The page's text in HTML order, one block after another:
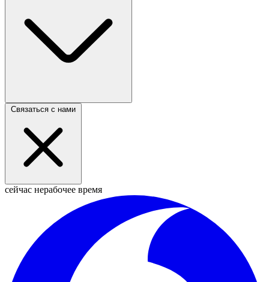
Связаться с нами
сейчас нерабочее время